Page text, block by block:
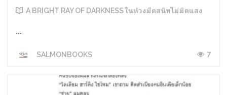
A BRIGHT RAY OF DARKNESS ในห้วงมืดสนิทไม่มิดแสง
...
SALMONBOOKS 7